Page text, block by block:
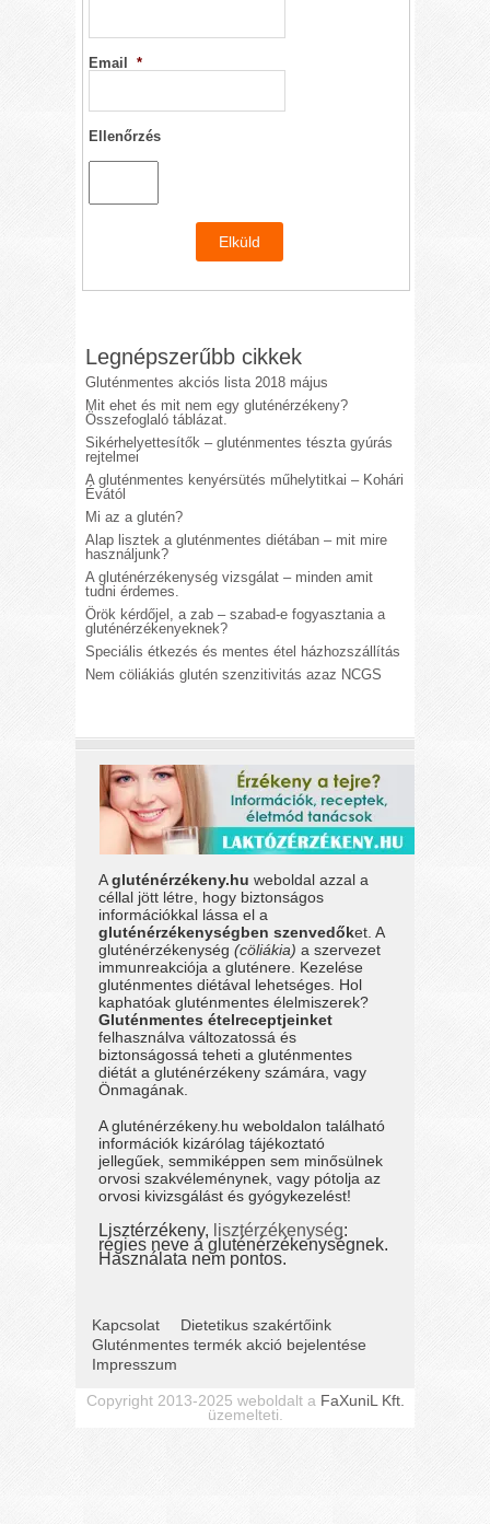
Email *
Ellenőrzés
Legnépszerűbb cikkek
Gluténmentes akciós lista 2018 május
Mit ehet és mit nem egy gluténérzékeny?
Összefoglaló táblázat.
Sikérhelyettesítők – gluténmentes tészta gyúrás
rejtelmei
A gluténmentes kenyérsütés műhelytitkai – Kohári
Évától
Mi az a glutén?
Alap lisztek a gluténmentes diétában – mit mire
használjunk?
A gluténérzékenység vizsgálat – minden amit
tudni érdemes.
Örök kérdőjel, a zab – szabad-e fogyasztania a
gluténérzékenyeknek?
Speciális étkezés és mentes étel házhozszállítás
Nem cöliákiás glutén szenzitivitás azaz NCGS
Agluténérzékeny.hu weboldal azzal a
céllal jött létre, hogy biztonságos
információkkal lássa el a
gluténérzékenységben szenvedőket. A
gluténérzékenység(cöliákia) a szervezet
immunreakciója a gluténere. Kezelése
gluténmentes diétával lehetséges. Hol
kaphatóak gluténmentes élelmiszerek?
Gluténmentes ételreceptjeinket
felhasználva változatossá és
biztonságossá teheti a gluténmentes
diétát a gluténérzékeny számára, vagy
Önmagának.
A gluténérzékeny.hu weboldalon található
információk kizárólag tájékoztató
jellegűek, semmiképpen sem minősülnek
orvosi szakvéleménynek, vagy pótolja az
orvosi kivizsgálást és gyógykezelést!
Lisztérzékeny, lisztérzékenység:
régies neve a gluténérzékenységnek.
Használata nem pontos.
Kapcsolat
Dietetikus szakértőink
Gluténmentes termék akció bejelentése
Impresszum
Copyright 2013-2025 weboldalt a FaXuniL Kft.
üzemelteti.